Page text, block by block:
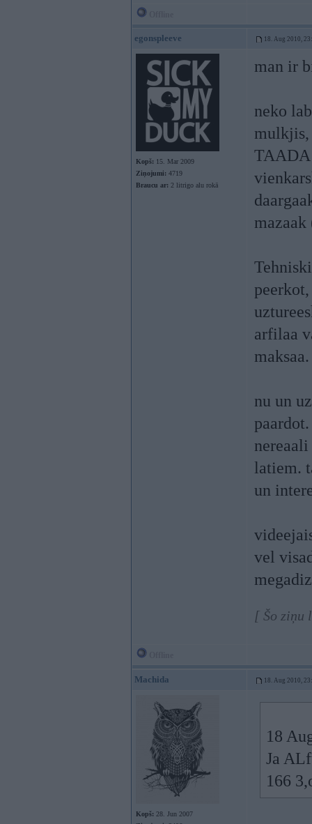
egonspleeve 18. Aug 2010,
Kopš: 15. Mar 2009
Ziņojumi: 4719
Braucu ar: 2 litrigo alu rokā
man ir
neko
mulkjis,
TAADA
arfilaa
maksaa.
nu un
latiem.
un
vel
[ Šo ziņu
Machida 18. Aug 2010,
Kopš: 28. Jun 2007
18
Ja
166